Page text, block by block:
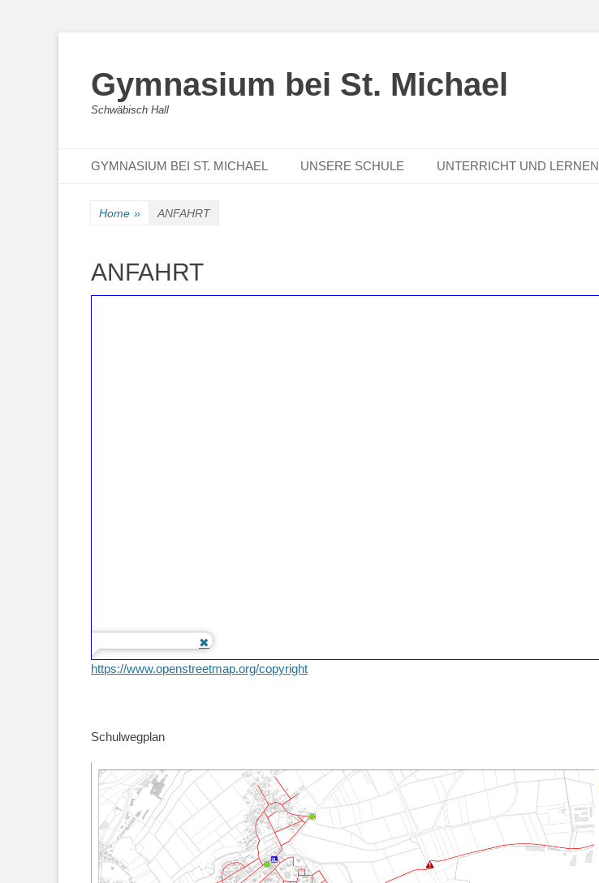
Gymnasium bei St. Michael
Schwäbisch Hall
Primary Menu
GYMNASIUM BEI ST. MICHAEL UNSERE SCHULE UNTERRICHT UND LERNEN
Home » ANFAHRT
ANFAHRT
https://www.openstreetmap.org/copyright
Schulwegplan